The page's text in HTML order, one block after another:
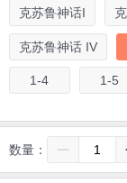
克苏鲁神话I
克苏鲁神话 IV
1-4 1-5
数量：